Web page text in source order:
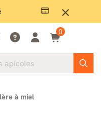
close
0
à miel